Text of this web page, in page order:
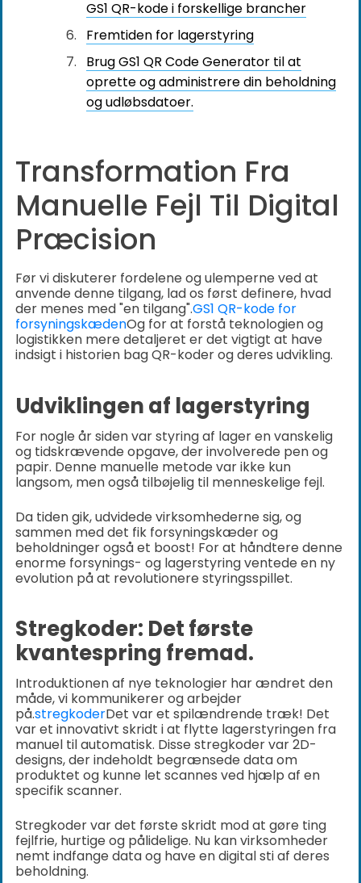
GS1 QR-kode i forskellige brancher
Fremtiden for lagerstyring
Brug GS1 QR Code Generator til at
oprette og administrere din beholdning
og udløbsdatoer.
Transformation Fra
Manuelle Fejl Til Digital
Præcision
Før vi diskuterer fordelene og ulemperne ved at
anvende denne tilgang, lad os først definere, hvad
der menes med "en tilgang".GS1 QR-kode for
forsyningskædenOg for at forstå teknologien og
logistikken mere detaljeret er det vigtigt at have
indsigt i historien bag QR-koder og deres udvikling.
Udviklingen af lagerstyring
For nogle år siden var styring af lager en vanskelig
og tidskrævende opgave, der involverede pen og
papir. Denne manuelle metode var ikke kun
langsom, men også tilbøjelig til menneskelige fejl.
Da tiden gik, udvidede virksomhederne sig, og
sammen med det fik forsyningskæder og
beholdninger også et boost! For at håndtere denne
enorme forsynings- og lagerstyring ventede en ny
evolution på at revolutionere styringsspillet.
Stregkoder: Det første
kvantespring fremad.
Introduktionen af nye teknologier har ændret den
måde, vi kommunikerer og arbejder
på.stregkoderDet var et spilændrende træk! Det
var et innovativt skridt i at flytte lagerstyringen fra
manuel til automatisk. Disse stregkoder var 2D-
designs, der indeholdt begrænsede data om
produktet og kunne let scannes ved hjælp af en
specifik scanner.
Stregkoder var det første skridt mod at gøre ting
fejlfrie, hurtige og pålidelige. Nu kan virksomheder
nemt indfange data og have en digital sti af deres
beholdning.